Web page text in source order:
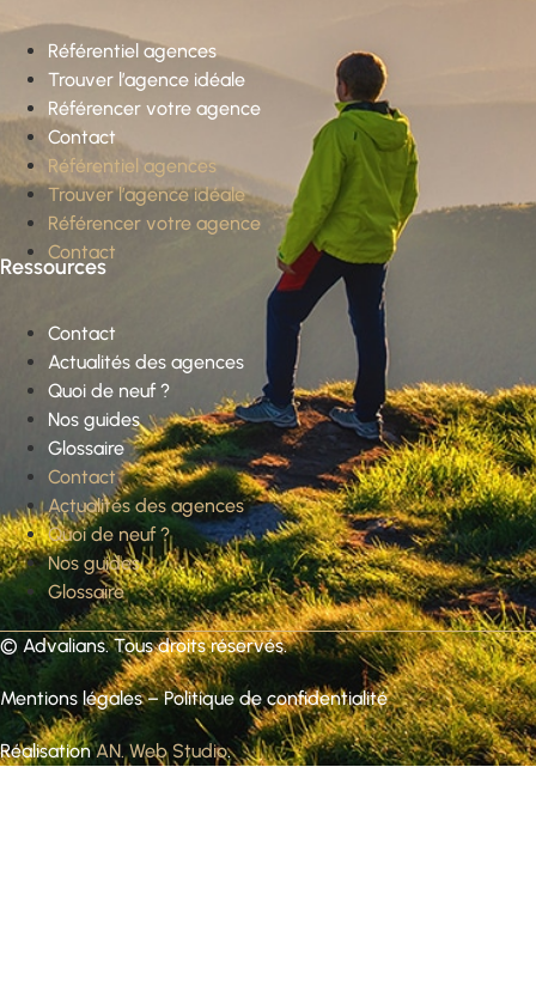
Référentiel agences
Trouver l’agence idéale
Référencer votre agence
Contact
Référentiel agences
Trouver l’agence idéale
Référencer votre agence
Contact
Ressources
Contact
Actualités des agences
Quoi de neuf ?
Nos guides
Glossaire
Contact
Actualités des agences
Quoi de neuf ?
Nos guides
Glossaire
© Advalians. Tous droits réservés.
Mentions légales–Politique de confidentialité
RéalisationAN. Web Studio.